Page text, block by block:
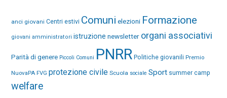
anci giovani Centri estivi Comuni elezioni Formazione
giovani amministratori istruzione newsletter organi associativi
Parità di genere Piccoli Comuni PNRR Politiche giovanili Premio
NuovaPA FVG protezione civile Scuola sociale Sport summer camp
welfare